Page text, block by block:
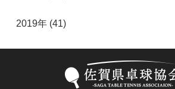
2019年 (41)